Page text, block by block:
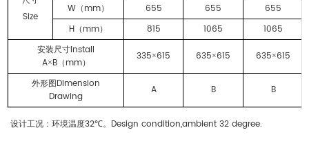
Size
W （ mm） 655 655
655
H （ mm） 815 1065 1065
安装尺寸Install
A×B（ mm） 335×615 635×615 635×615
外形图 Dimension
Drawing
A B B
设计工况：环境温度32℃。 Design condition,ambient 32 degree.